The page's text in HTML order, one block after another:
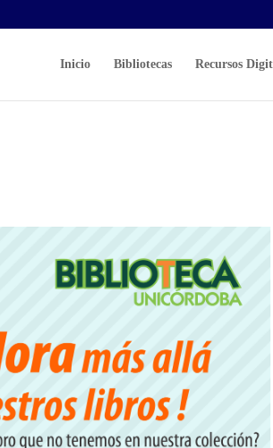
Inicio Bibliotecas Recursos